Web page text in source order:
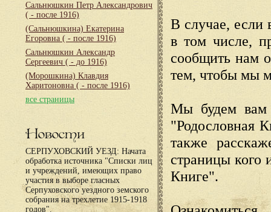
Сальнюшкин Петр Александрович
( - после 1916)
(Сальнюшкина) Екатерина
Егоровна ( - после 1916)
Сальнюшкин Александр
Сергеевич ( - до 1916)
(Морошкина) Клавдия
Харитоновна ( - после 1916)
все страницы
Новости
СЕРПУХОВСКИЙ УЕЗД: Начата
обработка источника "Списки лиц
и учреждений, имеющих право
участия в выборе гласных
Серпуховского уездного земского
собрания на трехлетие 1915-1918
годов".
В случае, если
в том числе,
сообщить нам
тем, чтобы мы
Мы будем вам
"Родословная
также
страницы кого
Книге".